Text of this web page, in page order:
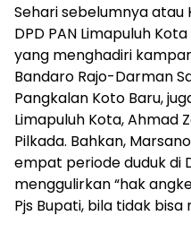
Sehari sebelumnya atau
DPD PAN Limapuluh
yang menghadiri
Bandaro Rajo-Darman
Pangkalan Koto Baru,
Limapuluh Kota, Ahmad
Pilkada. Bahkan,
empat periode duduk di
menggulirkan “hak
Pjs Bupati, bila tidak